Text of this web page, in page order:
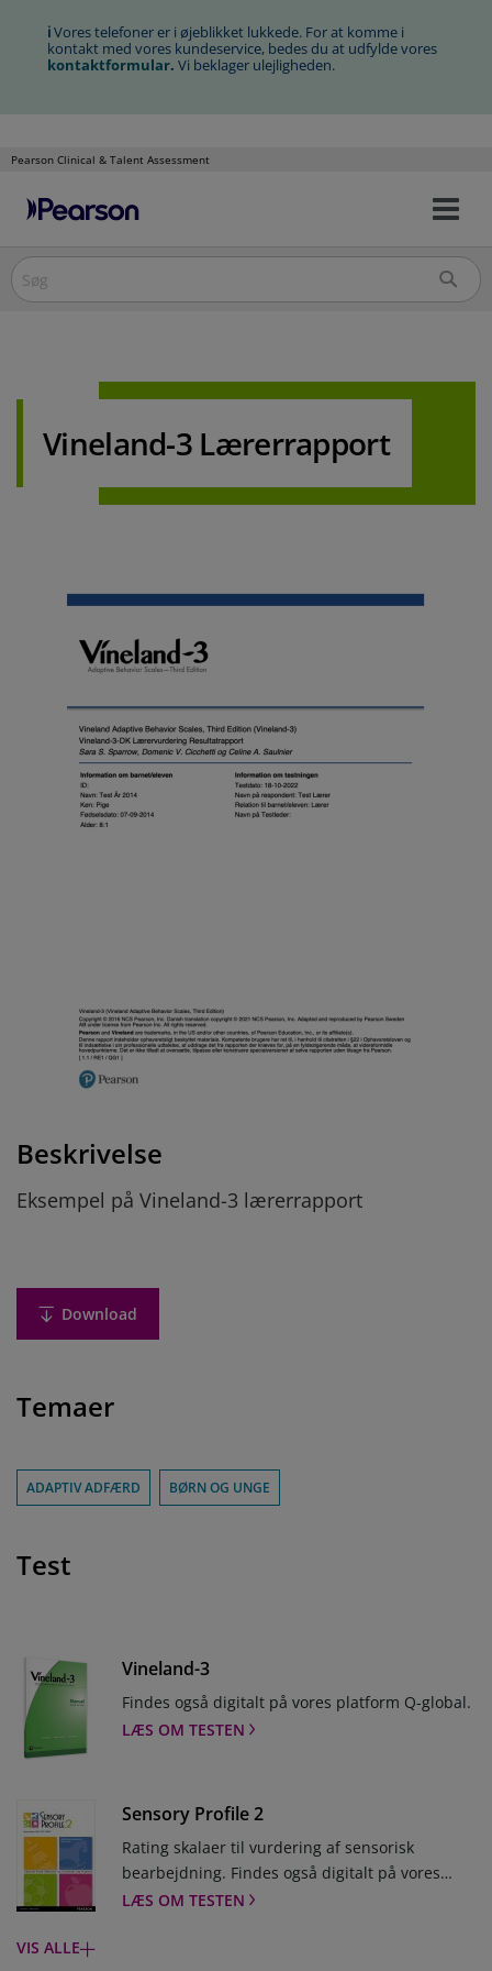
ℹVores telefoner er i øjeblikket lukkede. For at komme i
kontakt med vores kundeservice, bedes du at udfylde vores
kontaktformular. Vi beklager ulejligheden.
Pearson Clinical & Talent Assessment
Slå
Spring
til
indholdet
Vineland-3 Lærerrapport
Beskrivelse
Eksempel på Vineland-3 lærerrapport
Download
Temaer
ADAPTIV ADFÆRD BØRN OG UNGE
Test
Vineland-3
Findes også digitalt på vores platform Q-global.
LÆS OM TESTEN
Sensory Profile 2
Rating skalaer til vurdering af sensorisk
bearbejdning. Findes også digitalt på vores
platform Q-global.
LÆS OM TESTEN
VIS ALLE